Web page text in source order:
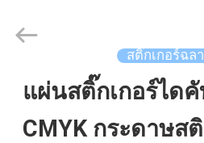
บ้าน
DISPLAY
Reserved.
สติ๊กเกอร์ฉล
แผ่นสติ๊กเกอร์ได
CMYK กระดาษส